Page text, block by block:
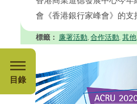
目錄
會《香港銀行家峰會》的支
標籤： 廉署活動, 合作活動, 其他